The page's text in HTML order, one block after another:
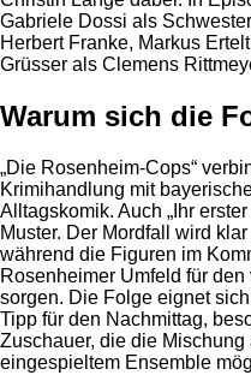
Gabriele Dossi als
Herbert Franke, Markus
Grüsser als Clemens
Warum sich die
„Die Rosenheim-Cops“
Krimihandlung mit
Alltagskomik. Auch „Ihr
Muster. Der Mordfall wird
während die Figuren im
Rosenheimer Umfeld für
sorgen. Die Folge eignet
Tipp für den Nachmittag,
Zuschauer, die die Mischung
eingespieltem Ensemble